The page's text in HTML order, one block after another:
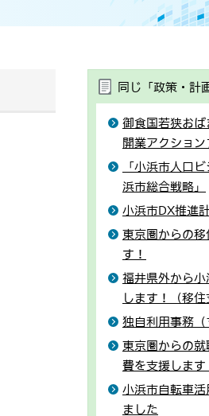
同じ「政策・計
御食国若狭お
開業アクション
「小浜市人口
浜市総合戦略」
小浜市DX推進
東京圏からの
す！
福井県外から
します！（移
独自利用事務（
東京圏からの
費を支援します
小浜市自転車
ました